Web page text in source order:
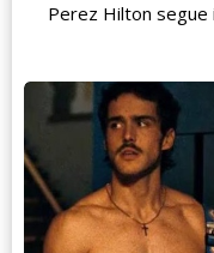
Perez Hilton